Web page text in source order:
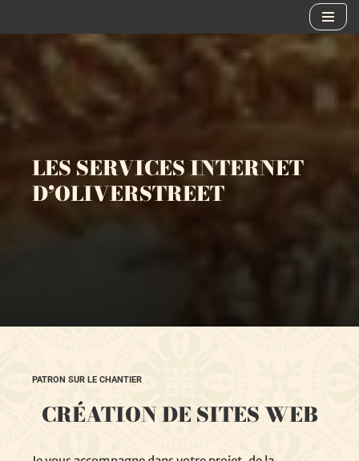
LES SERVICES INTERNET
D’OLIVERSTREET
PATRON SUR LE CHANTIER
CRÉATION DE SITES WEB